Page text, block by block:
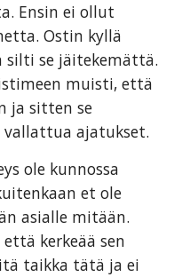
Ensin ei ollut
Ostin kyllä
se jäitekemättä.
muisti, että
ja sitten se
ajatukset.
ole kunnossa
et ole
asialle mitään.
kerkeää sen
taikka tätä ja ei